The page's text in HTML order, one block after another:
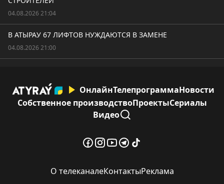
04.08.2026 21:04
В АТЫРАУ 67 ЛИФТОВ НУЖДАЮТСЯ В ЗАМЕНЕ
04.08.2026 21:00
ОнлайнТелепрограммаНовости
Собственное производствоПроектыСериалы
Видео
О телеканалеКонтактыРеклама